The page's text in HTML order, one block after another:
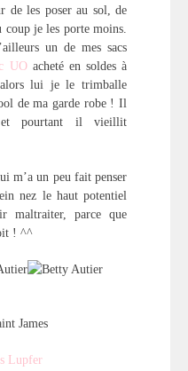
de les poser au sol, de
je les porte moins.
un de mes sacs
UOacheté en soldes à
lui je le trimballe
de ma garde robe ! Il
pourtant il vieillit
m’a un peu fait penser
nez le haut potentiel
maltraiter, parce que
! ^^
James
Lupfer